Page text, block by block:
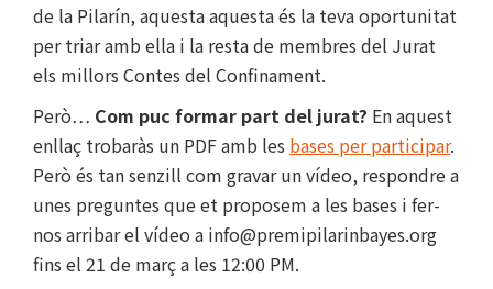
de la Pilarín, aquesta aquesta és la teva oportunitat
per triar amb ella i la resta de membres del Jurat
els millors Contes del Confinament.
Però… Com puc formar part del jurat? En aquest
enllaç trobaràs un PDF amb les bases per participar.
Però és tan senzill com gravar un vídeo, respondre a
unes preguntes que et proposem a les bases i fer-
nos arribar el vídeo a info@premipilarinbayes.org
fins el 21 de març a les 12:00 PM.